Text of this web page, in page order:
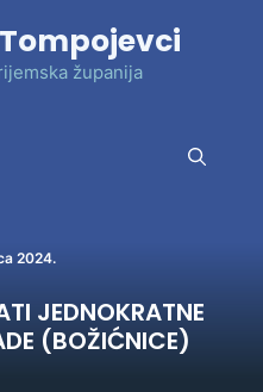
županija
2024.
JEDNOKRATNE
(BOŽIĆNICE)